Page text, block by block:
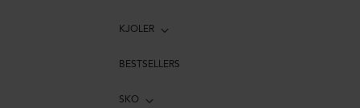
KJOLER
BESTSELLERS
SKO